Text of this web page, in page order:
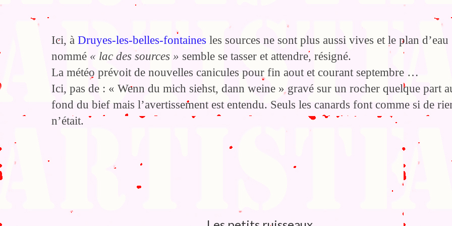
Ici, à Druyes-les-belles-fontaines les sources ne sont plus aussi vives et le plan d’eau
nommé « lac des sources » semble se tasser et attendre, résigné.
La météo prévoit de nouvelles canicules pour fin aout et courant septembre …
Ici, pas de : « Wenn du mich siehst, dann weine » gravé sur un rocher quelque part
fond du bief mais l’avertissement est entendu. Seuls les canards font comme si de
n’était.